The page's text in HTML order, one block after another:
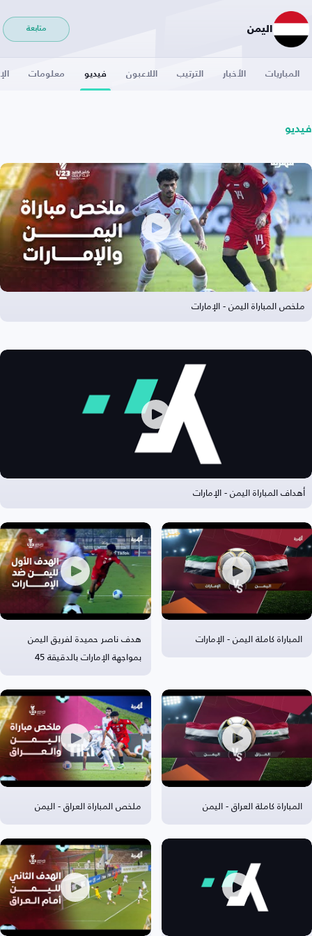
اليمن متابعة
المباريات الأخبار الترتيب اللاعبون فيديو معلومات
فيديو
ملخص المباراة اليمن - الإمارات
أهداف المباراة اليمن - الإمارات
المباراة كاملة اليمن - الإمارات
هدف ناصر حميدة لفريق اليمن
بمواجهة الإمارات بالدقيقة 45
المباراة كاملة العراق - اليمن ملخص المباراة العراق - اليمن